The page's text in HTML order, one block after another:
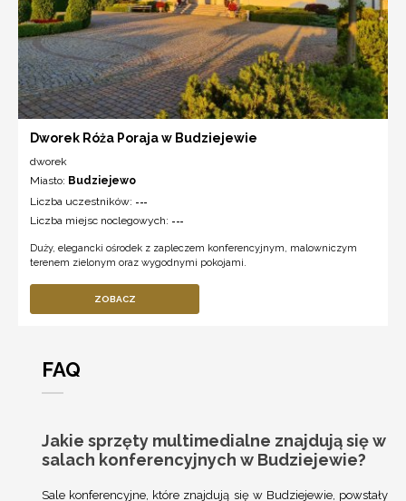
Dworek Róża Poraja w Budziejewie
dworek
Miasto: Budziejewo
Liczba uczestników: ---
Liczba miejsc noclegowych: ---
Duży, elegancki ośrodek z zapleczem konferencyjnym, malowniczym
terenem zielonym oraz wygodnymi pokojami.
ZOBACZ
FAQ
Jakie sprzęty multimedialne znajdują się w
salach konferencyjnych w Budziejewie?
Sale konferencyjne, które znajdują się w Budziejewie, powstały